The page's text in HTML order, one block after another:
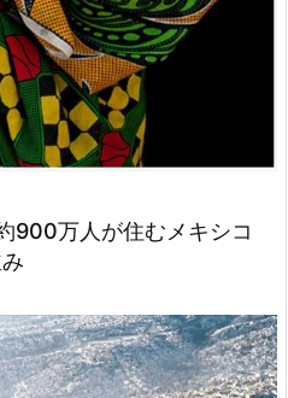
900万人が住むメキシコ